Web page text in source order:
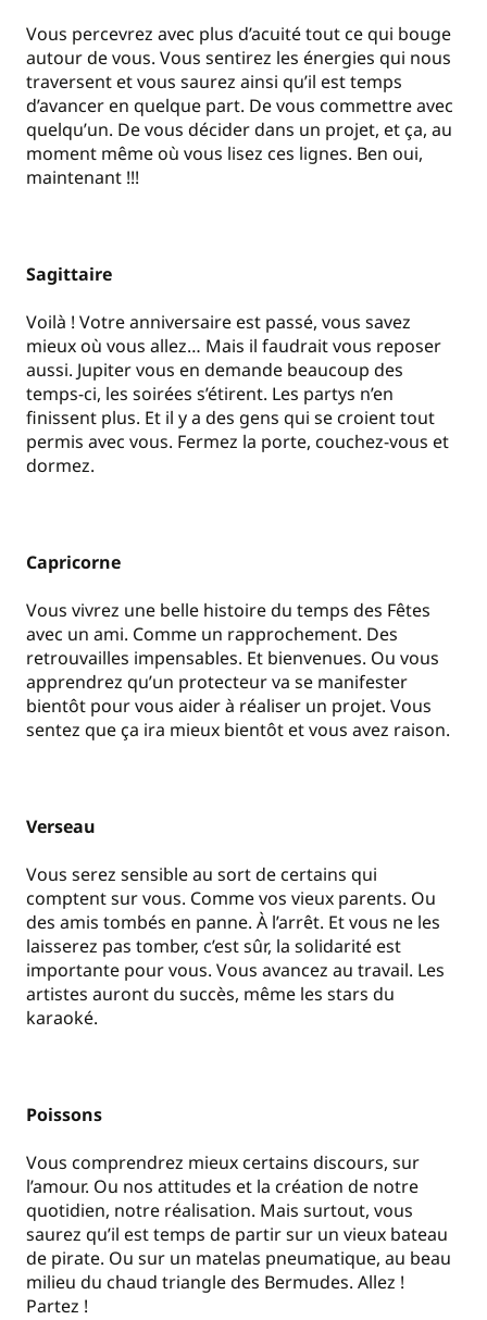
Vous percevrez avec plus d’acuité tout ce qui bouge
autour de vous. Vous sentirez les énergies qui nous
traversent et vous saurez ainsi qu’il est temps
d’avancer en quelque part. De vous commettre avec
quelqu’un. De vous décider dans un projet, et ça, au
moment même où vous lisez ces lignes. Ben oui,
maintenant !!!
Sagittaire
Voilà ! Votre anniversaire est passé, vous savez
mieux où vous allez… Mais il faudrait vous reposer
aussi. Jupiter vous en demande beaucoup des
temps-ci, les soirées s’étirent. Les partys n’en
finissent plus. Et il y a des gens qui se croient tout
permis avec vous. Fermez la porte, couchez-vous et
dormez.
Capricorne
Vous vivrez une belle histoire du temps des Fêtes
avec un ami. Comme un rapprochement. Des
retrouvailles impensables. Et bienvenues. Ou vous
apprendrez qu’un protecteur va se manifester
bientôt pour vous aider à réaliser un projet. Vous
sentez que ça ira mieux bientôt et vous avez raison.
Verseau
Vous serez sensible au sort de certains qui
comptent sur vous. Comme vos vieux parents. Ou
des amis tombés en panne. À l’arrêt. Et vous ne les
laisserez pas tomber, c’est sûr, la solidarité est
importante pour vous. Vous avancez au travail. Les
artistes auront du succès, même les stars du
karaoké.
Poissons
Vous comprendrez mieux certains discours, sur
l’amour. Ou nos attitudes et la création de notre
quotidien, notre réalisation. Mais surtout, vous
saurez qu’il est temps de partir sur un vieux bateau
de pirate. Ou sur un matelas pneumatique, au beau
milieu du chaud triangle des Bermudes. Allez !
Partez !